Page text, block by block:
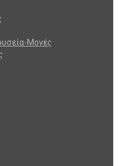
Μονές